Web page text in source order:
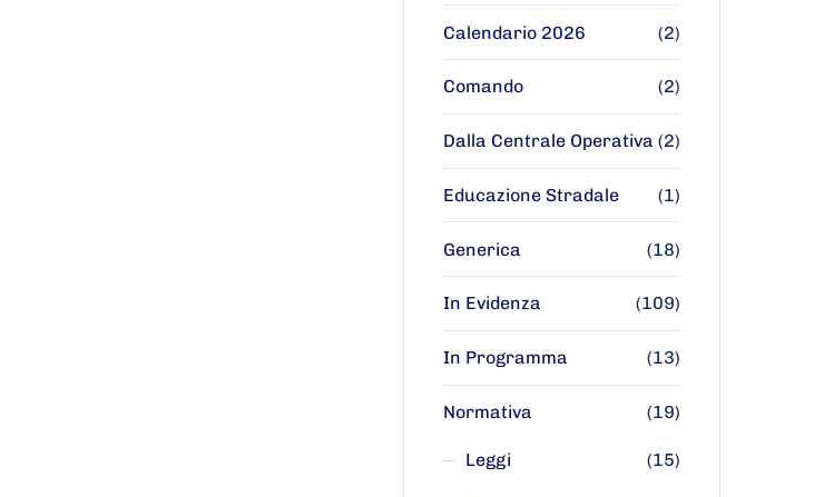
Calendario 2026 (2)
Comando (2)
Dalla Centrale Operativa (2)
Educazione Stradale (1)
Generica (18)
In Evidenza (109)
In Programma (13)
Normativa (19)
Leggi (15)